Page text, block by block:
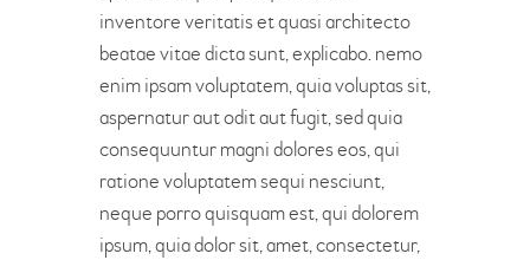
inventore veritatis et quasi architecto
beatae vitae dicta sunt, explicabo. nemo
enim ipsam voluptatem, quia voluptas sit,
aspernatur aut odit aut fugit, sed quia
consequuntur magni dolores eos, qui
ratione voluptatem sequi nesciunt,
neque porro quisquam est, qui dolorem
ipsum, quia dolor sit, amet, consectetur,